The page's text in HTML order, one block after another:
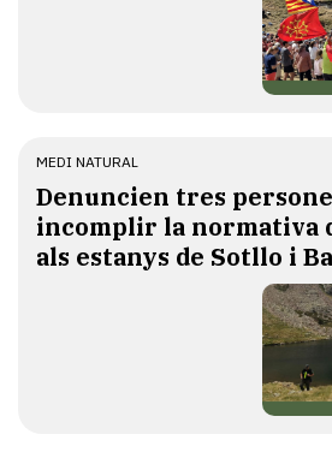
MEDI NATURAL
Denuncien tres
incomplir la normativa
als estanys de Sotllo i